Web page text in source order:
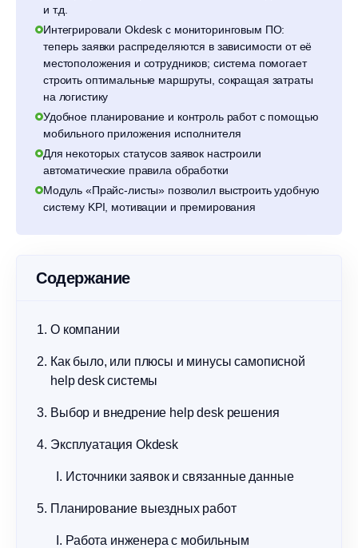
и т.д.
Интегрировали Okdesk с мониторинговым ПО:
теперь заявки распределяются в зависимости от её
местоположения и сотрудников; система помогает
строить оптимальные маршруты, сокращая затраты
на логистику
Удобное планирование и контроль работ с помощью
мобильного приложения исполнителя
Для некоторых статусов заявок настроили
автоматические правила обработки
Модуль «Прайс-листы» позволил выстроить удобную
систему KPI, мотивации и премирования
Содержание
О компании
Как было, или плюсы и минусы самописной
help desk системы
Выбор и внедрение help desk решения
Эксплуатация Okdesk
Источники заявок и связанные данные
Планирование выездных работ
Работа инженера с мобильным